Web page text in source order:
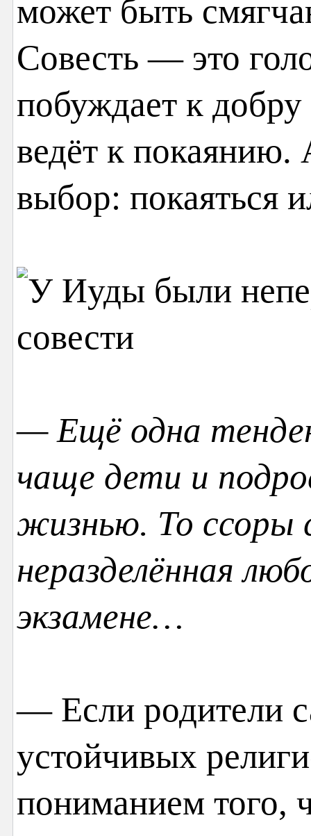
может быть
Совесть — это
побуждает к
ведёт к покаянию.
выбор: покаяться
— Ещё одна
чаще дети и
жизнью. То ссоры
неразделённая
экзамене…
— Если родители
устойчивых
пониманием того,